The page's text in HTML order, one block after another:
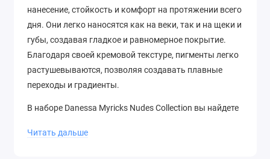
нанесение, стойкость и комфорт на протяжении всего
дня. Они легко наносятся как на веки, так и на щеки и
губы, создавая гладкое и равномерное покрытие.
Благодаря своей кремовой текстуре, пигменты легко
растушевываются, позволяя создавать плавные
переходы и градиенты.
В наборе Danessa Myricks Nudes Collection вы найдете
вам экспериментировать с образами и сочетать
Читать дальше